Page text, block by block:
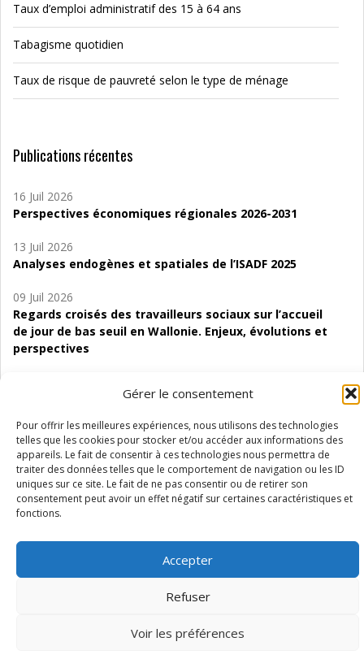
Gérer le consentement
Pour offrir les meilleures expériences, nous utilisons des technologies
telles que les cookies pour stocker et/ou accéder aux informations des
appareils. Le fait de consentir à ces technologies nous permettra de
traiter des données telles que le comportement de navigation ou les ID
uniques sur ce site. Le fait de ne pas consentir ou de retirer son
consentement peut avoir un effet négatif sur certaines caractéristiques et
fonctions.
Accepter
Refuser
Voir les préférences
Taux d’emploi administratif des 15 à 64 ans
Tabagisme quotidien
Taux de risque de pauvreté selon le type de ménage
Publications récentes
16 Juil 2026
Perspectives économiques régionales 2026-2031
13 Juil 2026
Analyses endogènes et spatiales de l’ISADF 2025
09 Juil 2026
Regards croisés des travailleurs sociaux sur l’accueil
de jour de bas seuil en Wallonie. Enjeux, évolutions et
perspectives
Étude d’évaluabilité des Structures
01 Juil 2026
Pénurie du personnel infirmier :quels indicateurs
d’offre de soins pour comprendre la situation en
Wallonie ?